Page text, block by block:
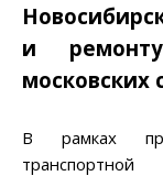
и
московских
В рамках